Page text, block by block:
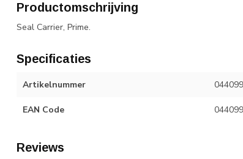
Productomschrijving
Seal Carrier, Prime.
Specificaties
Artikelnummer
EAN Code
Reviews